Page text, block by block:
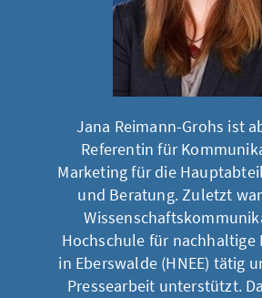
Jana Reimann-Grohs ist
Referentin für
Marketing für die
und Beratung. Zuletzt
Hochschule für nachhaltige
in Eberswalde (HNEE) tätig
Pressearbeit unterstützt.